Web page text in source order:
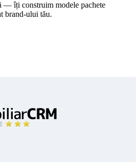
— îți construim modele pachete
brand-ului tău.